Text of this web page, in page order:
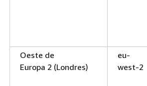
Oeste de
Europa 2 (Londres)
eu-
west-2